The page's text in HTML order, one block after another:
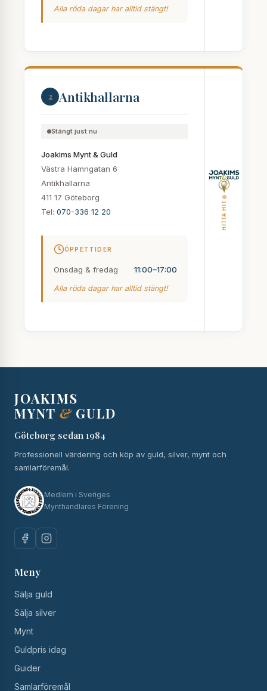
Alla röda dagar har alltid stängt!
2 Antikhallarna
Stängt just nu
Joakims Mynt & Guld
Västra Hamngatan 6
Antikhallarna
411 17 Göteborg
Tel: 070-336 12 20
ÖPPETTIDER
Onsdag & fredag 11:00–17:00
Alla röda dagar har alltid stängt!
HITTA HIT
JOAKIMS
MYNT & GULD
Göteborg sedan 1984
Professionell värdering och köp av guld, silver, mynt och
samlarföremål.
Medlem i Sveriges
Mynthandlares Förening
Meny
Sälja guld
Sälja silver
Mynt
Guldpris idag
Guider
Samlarföremål